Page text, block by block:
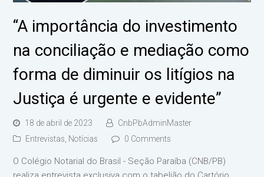
“A importância do investimento
na conciliação e mediação como
forma de diminuir os litígios na
Justiça é urgente e evidente”
18 de abril de 2023
CnbPbAdminMaster
Entrevistas, Notícias 0 Comments
O Colégio Notarial do Brasil - Seção Paraíba (CNB/PB)